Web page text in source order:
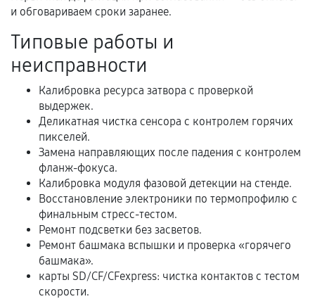
Гарантийный талон.
услуг и сроком гарантии.
Документы на установленные комплектующие
и кассовый чек.
Расширенная гарантия
В некоторых случаях возможно оформление
расширенной гарантии. Стоимость, сроки и
условия продления согласовываются отдельно и
фиксируются в документах.
Когда гарантия не действует
и обговариваем сроки заранее.
Типовые работы и
неисправности
Калибровка ресурса затвора с проверкой
выдержек.
Деликатная чистка сенсора с контролем горячих
пикселей.
Замена направляющих после падения с контролем
фланж-фокуса.
Калибровка модуля фазовой детекции на стенде.
Восстановление электроники по термопрофилю с
финальным стресс-тестом.
Ремонт подсветки без засветов.
Ремонт башмака вспышки и проверка «горячего
башмака».
карты SD/CF/CFexpress: чистка контактов с тестом
скорости.